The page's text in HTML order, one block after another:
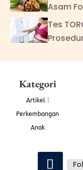
Asam
Tes
Kategori
Artikel|
Perkembangan
Anak